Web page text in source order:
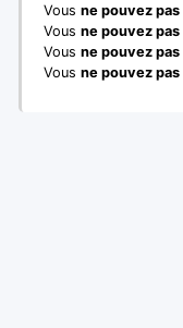
Vous ne pouvez pas
Vous ne pouvez pas
Vous ne pouvez pas
Vous ne pouvez pas